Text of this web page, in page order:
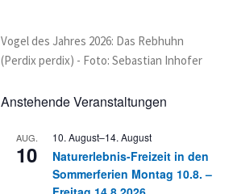
Vogel des Jahres 2026: Das Rebhuhn
(Perdix perdix) - Foto: Sebastian Inhofer
Anstehende Veranstaltungen
AUG.
10
10. August–14. August
Naturerlebnis-Freizeit in den
Sommerferien Montag 10.8. –